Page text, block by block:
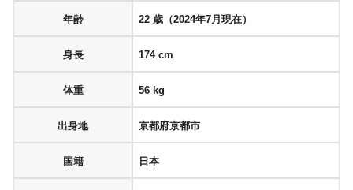
年齢 22 歳（2024年7月現在）
身長 174 cm
体重 56 kg
出身地 京都府京都市
国籍 日本